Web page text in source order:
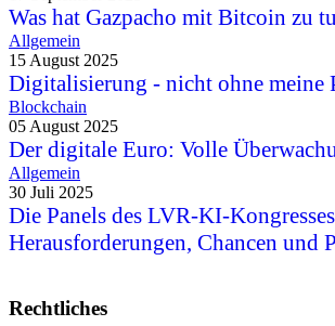
Was hat Gazpacho mit Bitcoin zu
Allgemein
15 August 2025
Digitalisierung - nicht ohne meine
Blockchain
05 August 2025
Der digitale Euro: Volle
Allgemein
30 Juli 2025
Die Panels des LVR-KI-
Herausforderungen, Chancen und
Rechtliches